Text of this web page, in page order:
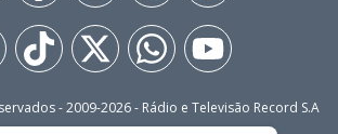
- 2009-2026- Rádio e Televisão Record S.A